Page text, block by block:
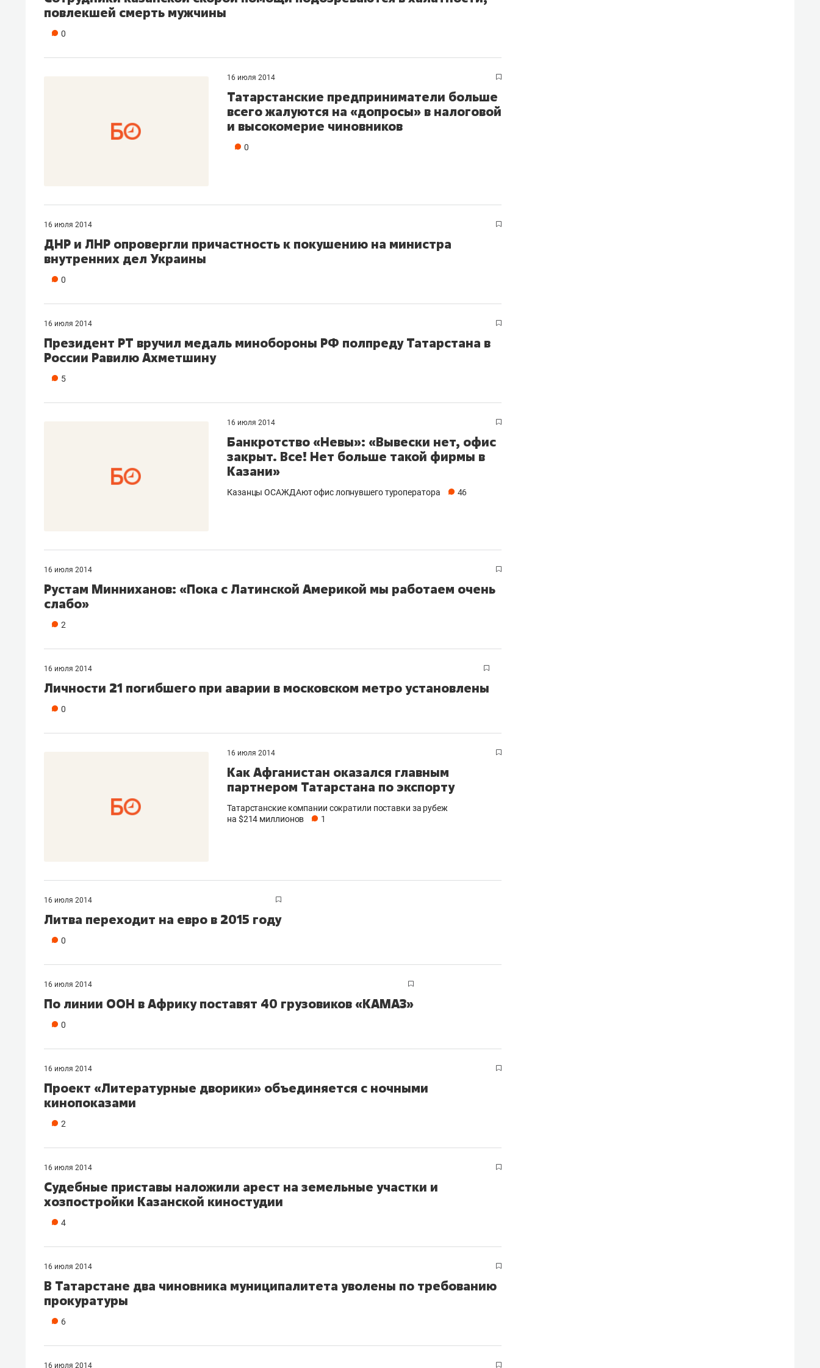
повлекшей смерть мужчины
0
16 июля 2014
Татарстанские предприниматели больше
всего жалуются на «допросы» в налоговой
и высокомерие чиновников
0
16 июля 2014
ДНР и ЛНР опровергли причастность к покушению на министра
внутренних дел Украины
0
16 июля 2014
Президент РТ вручил медаль минобороны РФ полпреду Татарстана в
России Равилю Ахметшину
5
16 июля 2014
Банкротство «Невы»: «Вывески нет, офис
закрыт. Все! Нет больше такой фирмы в
Казани»
Казанцы ОСАЖДАют офис лопнувшего туроператора 46
16 июля 2014
Рустам Минниханов: «Пока с Латинской Америкой мы работаем очень
слабо»
2
16 июля 2014
Личности 21 погибшего при аварии в московском метро установлены
0
16 июля 2014
Как Афганистан оказался главным
партнером Татарстана по экспорту
Татарстанские компании сократили поставки за рубеж
на $214 миллионов
1
16 июля 2014
Литва переходит на евро в 2015 году
0
16 июля 2014
По линии ООН в Африку поставят 40 грузовиков «КАМАЗ»
0
16 июля 2014
Проект «Литературные дворики» объединяется с ночными
кинопоказами
2
16 июля 2014
Судебные приставы наложили арест на земельные участки и
хозпостройки Казанской киностудии
4
16 июля 2014
В Татарстане два чиновника муниципалитета уволены по требованию
прокуратуры
6
16 июля 2014